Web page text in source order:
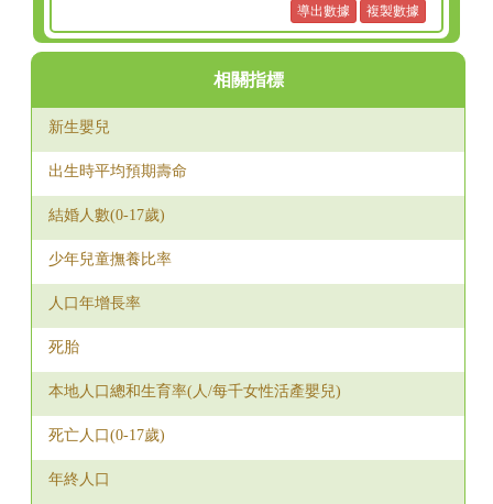
2,113 4,058
2007 2,195 2,342 4,537
2,475
2009
2010 2,457
2011
2012
2013
2015 3,373 3,682 7,055
2016 3,413 3,733 7,146
2017 3,147 3,382 6,529
複製數據
導出數據
相關指標
新生嬰兒
出生時平均預期壽命
結婚人數(0-17歲)
少年兒童撫養比率
人口年增長率
死胎
本地人口總和生育率(人/每千女性活產嬰兒)
死亡人口(0-17歲)
年終人口